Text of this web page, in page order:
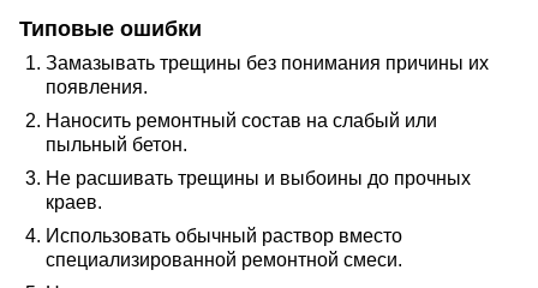
Типовые ошибки
Замазывать трещины без понимания причины их
появления.
Наносить ремонтный состав на слабый или
пыльный бетон.
Не расшивать трещины и выбоины до прочных
краев.
Использовать обычный раствор вместо
специализированной ремонтной смеси.